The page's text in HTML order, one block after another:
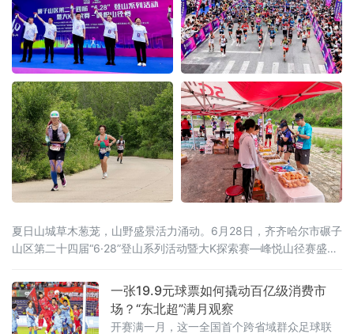
夏日山城草木葱茏，山野盛景活力涌动。6月28日，齐齐哈尔市碾子
山区第二十四届“6·28”登山系列活动暨大K探索赛—峰悦山径赛盛大
文广旅游局、市体育局、市融媒体中心鼎力支持，区文广旅游局、
齐齐哈尔圣金旅游发展有限公司承办，辽宁维思天品体育发展有限
公司专业运营。二十四年
一张19.9元球票如何撬动百亿级消费市
场？“东北超”满月观察
开赛满一月，这一全国首个跨省域群众足球联